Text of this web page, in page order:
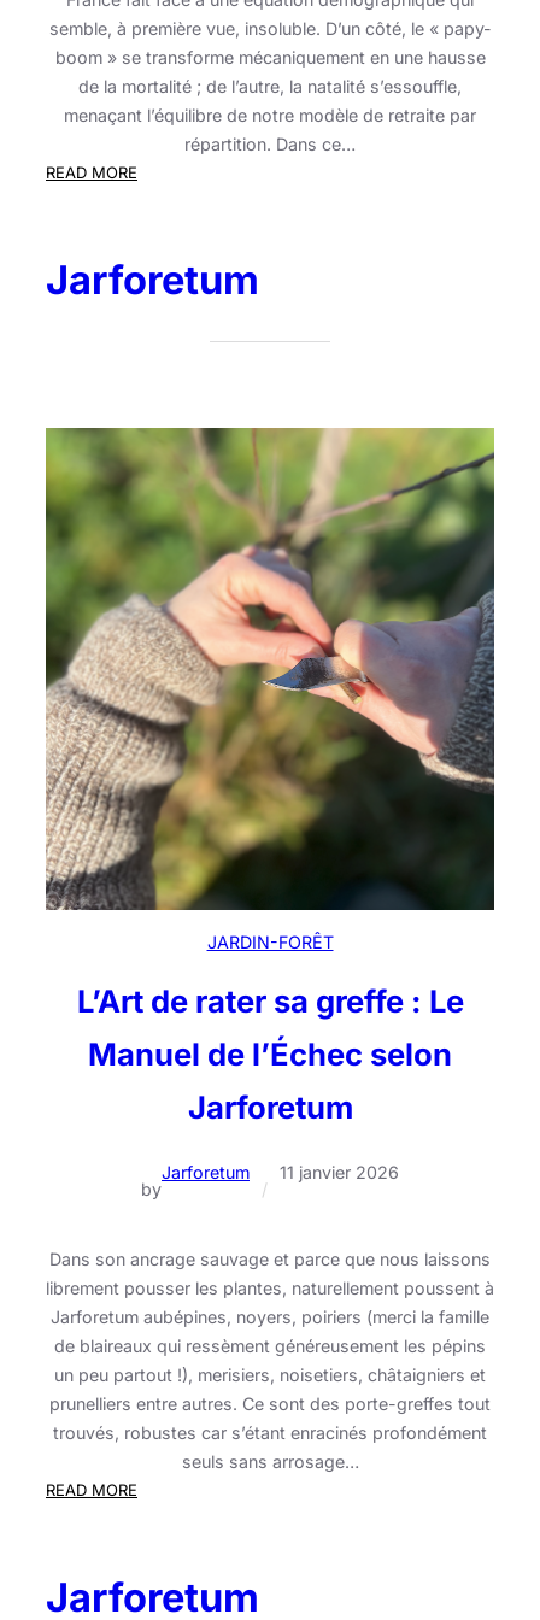
semble, à première vue, insoluble. D’un côté, le « papy-
boom » se transforme mécaniquement en une hausse
de la mortalité ; de l’autre, la natalité s’essouffle,
menaçant l’équilibre de notre modèle de retraite par
répartition. Dans ce…
READ MORE
remède
Jarforetum
JARDIN-FORÊT
L’Art de rater sa greffe : Le
Manuel de l’Échec selon
Jarforetum
by
Jarforetum
/
11 janvier 2026
Dans son ancrage sauvage et parce que nous laissons
librement pousser les plantes, naturellement poussent à
Jarforetum aubépines, noyers, poiriers (merci la famille
de blaireaux qui ressèment généreusement les pépins
un peu partout !), merisiers, noisetiers, châtaigniers et
prunelliers entre autres. Ce sont des porte-greffes tout
trouvés, robustes car s’étant enracinés profondément
seuls sans arrosage…
READ MORE
sa
Jarforetum